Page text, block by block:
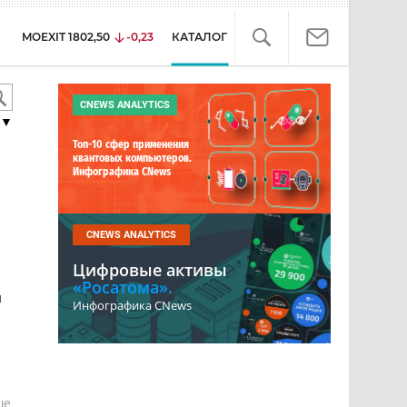
MOEXIT 1802,50 -0,23 КАТАЛОГ
▼
CNEWS ANALYTICS
Топ-10 сфер применения
квантовых компьютеров.
Инфографика CNews
CNEWS ANALYTICS
Цифровые активы
«Росатома».
Инфографика CNews